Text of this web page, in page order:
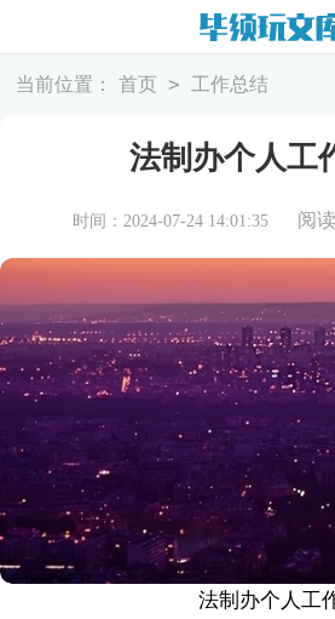
当前位置： 首页 > 工作总结
法制办个人工
时间：2024-07-24 14:01:35 阅
法制办个人工